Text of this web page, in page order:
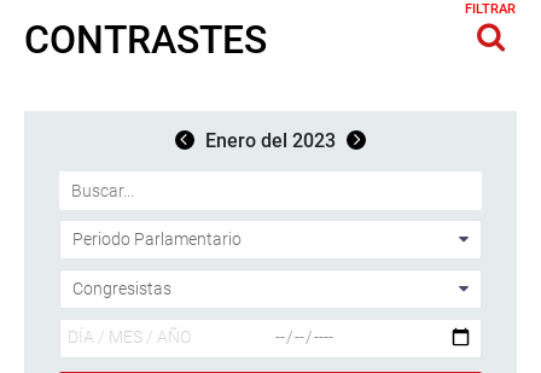
CONTRASTES
FILTRAR
Enero del 2023